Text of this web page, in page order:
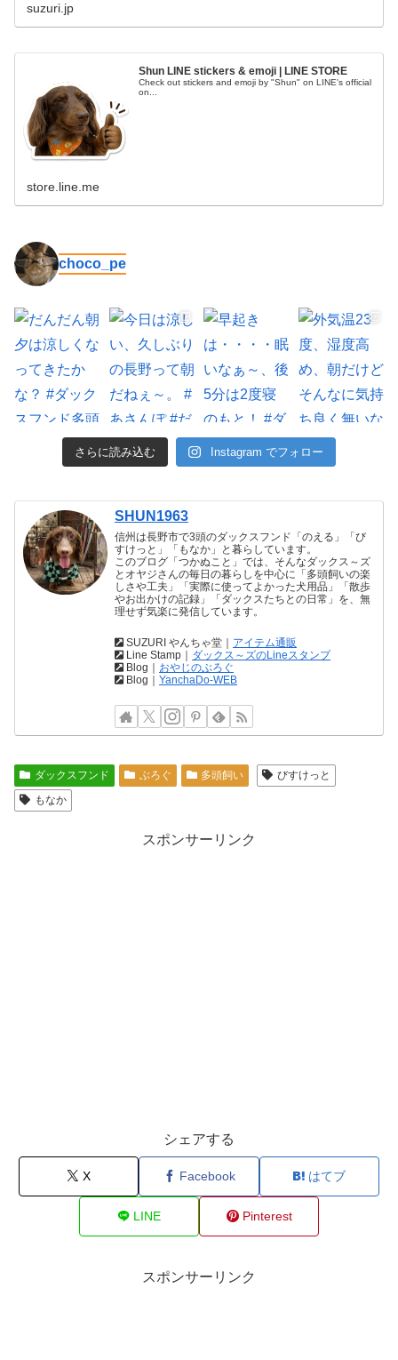
suzuri.jp
Shun LINE stickers & emoji | LINE STORE
Check out stickers and emoji by "Shun" on LINE's official
on...
store.line.me
choco_pe
さらに読み込む Instagram でフォロー
SHUN1963
信州は長野市で3頭のダックスフンド「のえる」「び
すけっと」「もなか」と暮らしています。
このブログ「つかぬこと」では、そんなダックス～ズ
とオヤジさんの毎日の暮らしを中心に「多頭飼いの楽
しさや工夫」「実際に使ってよかった犬用品」「散歩
やお出かけの記録」「ダックスたちとの日常」を、無
理せず気楽に発信しています。
SUZURI やんちゃ堂｜ アイテム通販
Line Stamp｜ ダックス～ズのLineスタンプ
Blog｜ おやじのぶろぐ
Blog｜YanchaDo-WEB
ダックスフンド ぶろぐ 多頭飼い
びすけっと
もなか
スポンサーリンク
シェアする
X Facebook はてブ
LINE Pinterest
スポンサーリンク